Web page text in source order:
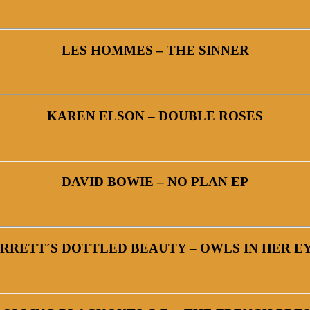
LES HOMMES – THE SINNER
KAREN ELSON – DOUBLE ROSES
DAVID BOWIE – NO PLAN EP
DOTTLED BEAUTY – OWLS IN HER